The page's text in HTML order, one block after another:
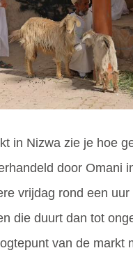
in Nizwa zie je hoe
door Omani
vrijdag rond een uur
die duurt dan tot
van de markt